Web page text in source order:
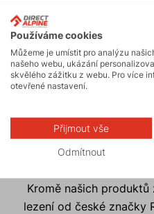
Milovníci horolezení,
bushcraftu si zde jistě
nadšení ale budou
naše kolekce Zima 21 je
Českomoravské jsou
se nemusíte ostýchat a
Kromě našich
lezení od české značky
Používáme cookies
Můžeme je umístit pro analýzu
našeho webu, ukázání
skvělého zážitku z webu. Pro více
otevřené nastavení.
Přijmout vše
Odmítnout